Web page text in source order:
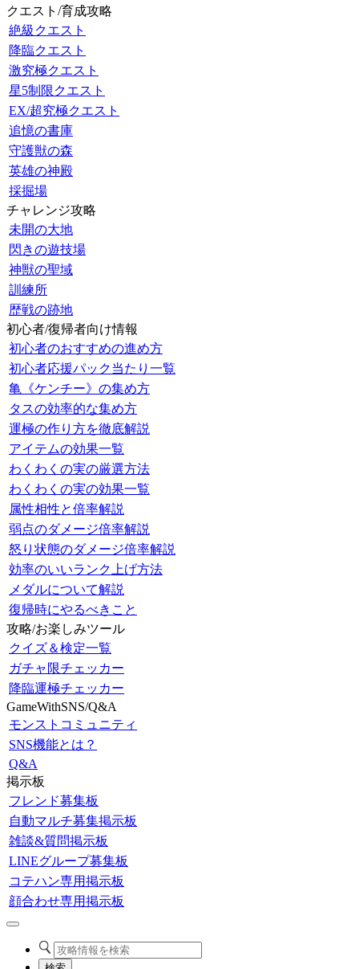
クエスト/育成攻略
絶級クエスト
降臨クエスト
激究極クエスト
星5制限クエスト
EX/超究極クエスト
追憶の書庫
守護獣の森
英雄の神殿
採掘場
チャレンジ攻略
未開の大地
閃きの遊技場
神獣の聖域
訓練所
歴戦の跡地
初心者/復帰者向け情報
初心者のおすすめの進め方
初心者応援パック当たり一覧
亀《ケンチー》の集め方
タスの効率的な集め方
運極の作り方を徹底解説
アイテムの効果一覧
わくわくの実の厳選方法
わくわくの実の効果一覧
属性相性と倍率解説
弱点のダメージ倍率解説
怒り状態のダメージ倍率解説
効率のいいランク上げ方法
メダルについて解説
復帰時にやるべきこと
攻略/お楽しみツール
クイズ＆検定一覧
ガチャ限チェッカー
降臨運極チェッカー
GameWithSNS/Q&A
モンストコミュニティ
SNS機能とは？
Q&A
掲示板
フレンド募集板
自動マルチ募集掲示板
雑談&質問掲示板
LINEグループ募集板
コテハン専用掲示板
顔合わせ専用掲示板